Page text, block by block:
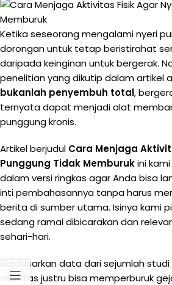
Ketika seseorang mengalami nyeri
dorongan untuk tetap beristirahat
daripada keinginan untuk bergerak.
penelitian yang dikutip dalam artikel
bukanlah penyembuh total,
ternyata dapat menjadi alat
punggung kronis.
Artikel berjudul Cara Menjaga
Punggung Tidak Memburukini
dalam versi ringkas agar Anda bisa
inti pembahasannya tanpa harus
berita di sumber utama. Isinya kami
sedang ramai dibicarakan dan
sehari-hari.
Berdasarkan data dari sejumlah
aktivitas justru bisa memperburuk